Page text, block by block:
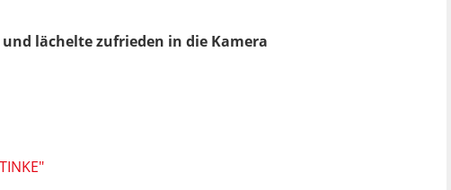
lächelte zufrieden in die Kamera